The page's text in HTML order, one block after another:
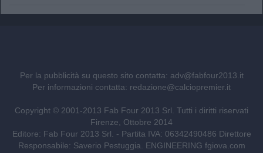
Per la pubblicità su questo sito contatta: adv@fabfour2013.it
Per informazioni contatta: redazione@calciopremier.it
Copyright © 2001-2013 Fab Four 2013 Srl. Tutti i diritti riservati
Firenze, Ottobre 2014
Editore: Fab Four 2013 Srl. - Partita IVA: 06342490486 Direttore
Responsabile: Saverio Pestuggia. ENGINEERING fgiova.com